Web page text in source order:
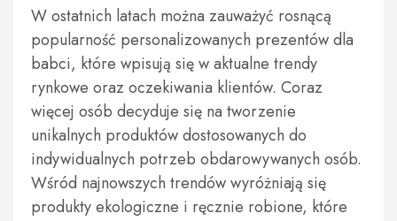
W ostatnich latach można zauważyć rosnącą
popularność personalizowanych prezentów dla
babci, które wpisują się w aktualne trendy
rynkowe oraz oczekiwania klientów. Coraz
więcej osób decyduje się na tworzenie
unikalnych produktów dostosowanych do
indywidualnych potrzeb obdarowywanych osób.
Wśród najnowszych trendów wyróżniają się
produkty ekologiczne i ręcznie robione, które